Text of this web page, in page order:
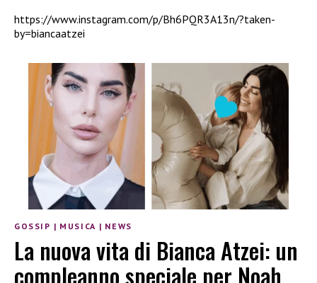
https://www.instagram.com/p/Bh6PQR3A13n/?taken-
by=biancaatzei
GOSSIP | MUSICA | NEWS
La nuova vita di Bianca Atzei: un
compleanno speciale per Noah